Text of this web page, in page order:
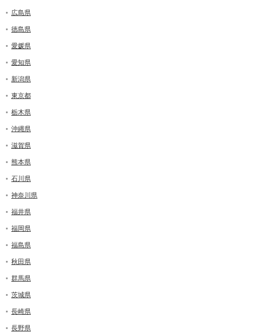
広島県
徳島県
愛媛県
愛知県
新潟県
東京都
栃木県
沖縄県
滋賀県
熊本県
石川県
神奈川県
福井県
福岡県
福島県
秋田県
群馬県
茨城県
長崎県
長野県